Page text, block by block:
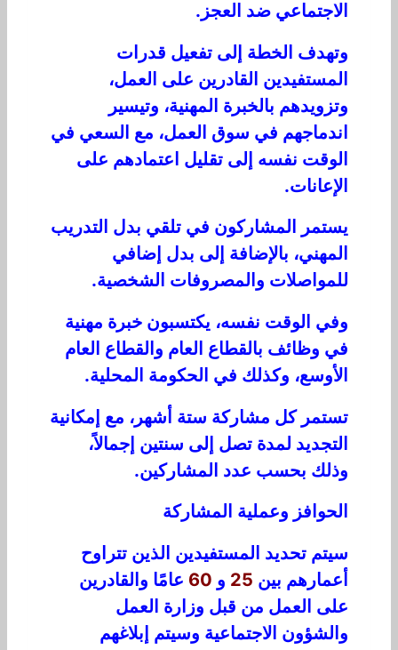
الاجتماعي ضد العجز.
وتهدف الخطة إلى تفعيل قدرات
المستفيدين القادرين على العمل،
وتزويدهم بالخبرة المهنية، وتيسير
اندماجهم في سوق العمل، مع السعي في
الوقت نفسه إلى تقليل اعتمادهم على
الإعانات.
يستمر المشاركون في تلقي بدل التدريب
المهني، بالإضافة إلى بدل إضافي
للمواصلات والمصروفات الشخصية.
وفي الوقت نفسه، يكتسبون خبرة مهنية
في وظائف بالقطاع العام والقطاع العام
الأوسع، وكذلك في الحكومة المحلية.
تستمر كل مشاركة ستة أشهر، مع إمكانية
التجديد لمدة تصل إلى سنتين إجمالاً،
وذلك بحسب عدد المشاركين.
الحوافز وعملية المشاركة
سيتم تحديد المستفيدين الذين تتراوح
أعمارهم بين 25 و 60 عامًا والقادرين
على العمل من قبل وزارة العمل
والشؤون الاجتماعية وسيتم إبلاغهم